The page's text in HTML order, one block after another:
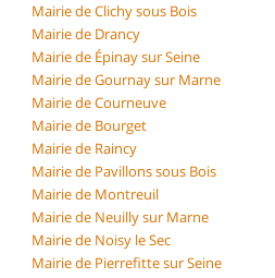
Mairie de Clichy sous Bois
Mairie de Drancy
Mairie de Épinay sur Seine
Mairie de Gournay sur Marne
Mairie de Courneuve
Mairie de Bourget
Mairie de Raincy
Mairie de Pavillons sous Bois
Mairie de Montreuil
Mairie de Neuilly sur Marne
Mairie de Noisy le Sec
Mairie de Pierrefitte sur Seine